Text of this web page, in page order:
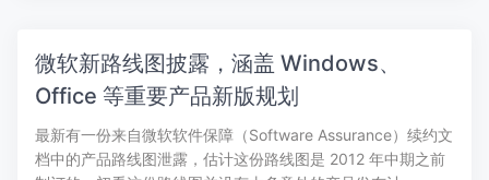
微软新路线图披露，涵盖 Windows、
Office 等重要产品新版规划
最新有一份来自微软软件保障（Software Assurance）续约文
档中的产品路线图泄露，估计这份路线图是 2012 年中期之前